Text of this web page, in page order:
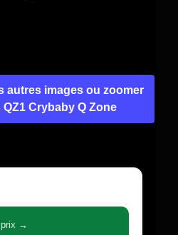
autres images ou zoomer
Crybaby Q Zone
prix →